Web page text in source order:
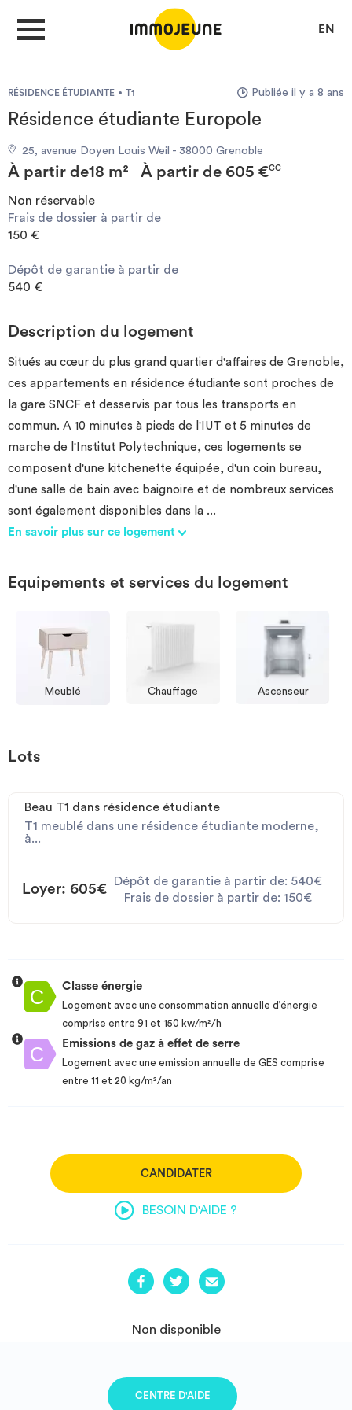
EN
DÉPOSER UNE ANNONCE
Je cherche un logement
Je propose un bien
Investir
Blog
RÉSIDENCE ÉTUDIANTE T1 Publiée il y a 8 ans
Résidence étudiante Europole
25, avenue Doyen Louis Weil - 38000 Grenoble
À partir de18 m² À partir de 605 €CC
Non réservable
Frais de dossier à partir de
150 €
Dépôt de garantie à partir de
540 €
Description du logement
Situés au cœur du plus grand quartier d'affaires de Grenoble,
ces appartements en résidence étudiante sont proches de
la gare SNCF et desservis par tous les transports en
commun. A 10 minutes à pieds de l'IUT et 5 minutes de
marche de l'Institut Polytechnique, ces logements se
composent d'une kitchenette équipée, d'un coin bureau,
d'une salle de bain avec baignoire et de nombreux services
sont également disponibles dans la ...
En savoir plus sur ce logement
Equipements et services du logement
Meublé Chauffage Ascenseur
Lots
Beau T1 dans résidence étudiante
T1 meublé dans une résidence étudiante moderne,
à...
Loyer: 605€
Dépôt de garantie à partir de: 540€
Frais de dossier à partir de: 150€
Classe énergie
Logement avec une consommation annuelle d’énergie
comprise entre 91 et 150 kw/m²/h
Emissions de gaz à effet de serre
Logement avec une emission annuelle de GES comprise
entre 11 et 20 kg/m²/an
CANDIDATER
BESOIN D'AIDE ?
Non disponible
CENTRE D'AIDE